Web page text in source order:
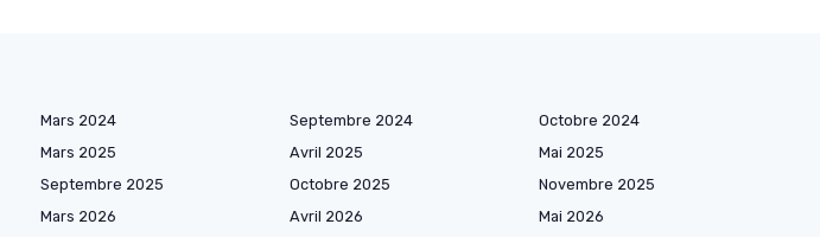
Mars 2024 Septembre 2024
Octobre 2024
Mars 2025 Avril 2025
Mai 2025
Septembre 2025 Octobre 2025
Novembre 2025
Mars 2026 Avril 2026
Mai 2026